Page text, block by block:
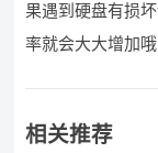
果遇到硬盘有损
率就会大大增加
相关推荐